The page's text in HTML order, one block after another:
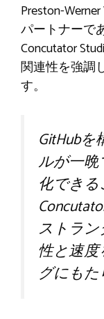
Preston-
パートナーで
Concutator
関連性を強調
す。
GitHub
ルが一
化できる
ストラ
性と速
グにもた